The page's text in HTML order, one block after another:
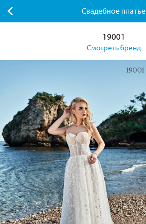
Свадебное платье
19001
Смотреть бренд